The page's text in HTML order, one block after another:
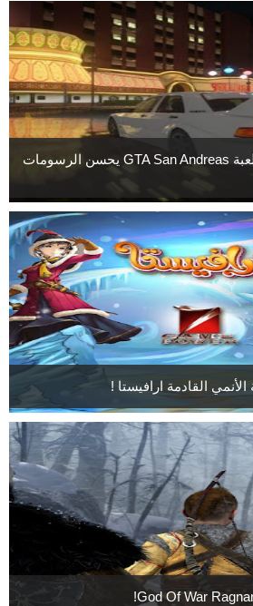
مود جديد تحصل عليه لعبة GTA San Andreas يحسن الرسومات
القادمة ارافيستا !